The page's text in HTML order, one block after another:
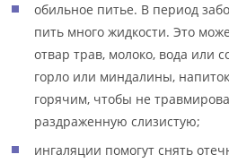
обильное питье. В период
пить много жидкости. Это
отвар трав, молоко, вода или
горло или миндалины,
горячим, чтобы не
раздраженную слизистую;
ингаляции помогут снять